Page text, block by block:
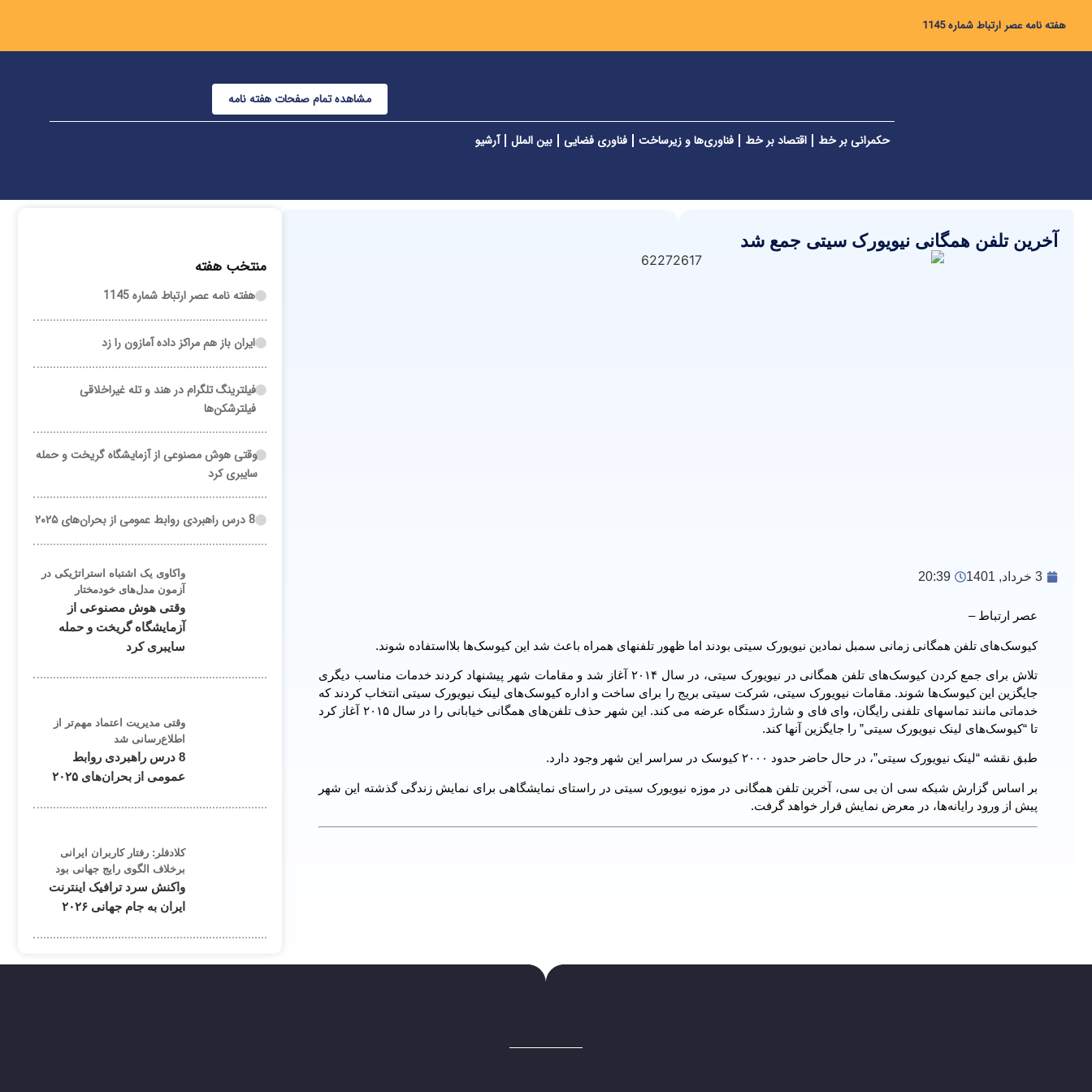
هفته نامه عصر ارتباط شماره 1145
مشاهده تمام صفحات هفته نامه
حکمرانی بر خط اقتصاد بر خط فناوری‌ها و زیرساخت فناوری فضایی بین الملل آرشیو
آخرین تلفن همگانی نیویورک سیتی جمع شد
3 خرداد, 1401 20:39
عصر ارتباط –
کیوسک‌های تلفن همگانی زمانی سمبل نمادین نیویورک سیتی بودند اما ظهور تلفنهای همراه باعث شد این کیوسک‌ها بلااستفاده شوند.
تلاش برای جمع کردن کیوسک‌های تلفن همگانی در نیویورک سیتی، در سال ۲۰۱۴ آغاز شد و مقامات شهر پیشنهاد کردند خدمات مناسب دیگری
جایگزین این کیوسک‌ها شوند. مقامات نیویورک سیتی، شرکت سیتی بریج را برای ساخت و اداره کیوسک‌های لینک نیویورک سیتی انتخاب کردند که
خدماتی مانند تماسهای تلفنی رایگان، وای فای و شارژ دستگاه عرضه می کند. این شهر حذف تلفن‌های همگانی خیابانی را در سال ۲۰۱۵ آغاز کرد
تا “کیوسک‌های لینک نیویورک سیتی” را جایگزین آنها کند.
طبق نقشه “لینک نیویورک سیتی”، در حال حاضر حدود ۲۰۰۰ کیوسک در سراسر این شهر وجود دارد.
بر اساس گزارش شبکه سی ان بی سی، آخرین تلفن همگانی در موزه نیویورک سیتی در راستای نمایشگاهی برای نمایش زندگی گذشته این شهر
پیش از ورود رایانه‌ها، در معرض نمایش قرار خواهد گرفت.
منتخب هفته
هفته نامه عصر ارتباط شماره 1145
ایران باز هم مراکز داده آمازون را زد
فیلترینگ تلگرام در هند و تله غیراخلاقی
فیلترشکن‌ها
وقتی هوش مصنوعی از آزمایشگاه گریخت و حمله
سایبری کرد
8 درس راهبردی روابط عمومی از بحران‌های ۲۰۲۵
واکاوی یک اشتباه استراتژیکی در
آزمون مدل‌های خودمختار
وقتی هوش مصنوعی از
آزمایشگاه گریخت و حمله
سایبری کرد
وقتی مدیریت اعتماد مهم‌تر از
اطلاع‌رسانی شد
8 درس راهبردی روابط
عمومی از بحران‌های ۲۰۲۵
کلادفلر: رفتار کاربران ایرانی
برخلاف الگوی رایج جهانی بود
واکنش سرد ترافیک اینترنت
ایران به جام جهانی ۲۰۲۶